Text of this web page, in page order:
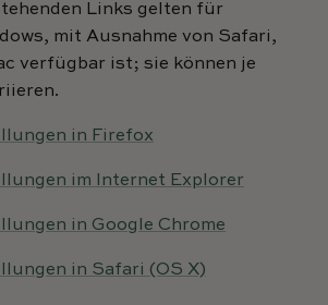
Links gelten für
mit Ausnahme von Safari,
verfügbar ist; sie können je
in Firefox
im Internet Explorer
in Google Chrome
in Safari (OS X)